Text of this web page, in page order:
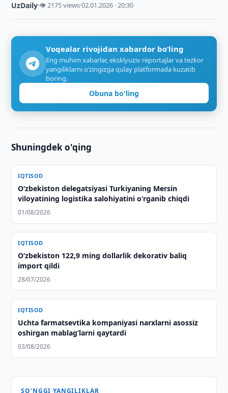
UzDaily·👁 2175 views·02.01.2026 · 20:30
Voqealar rivojidan xabardor bo‘ling
Eng muhim xabarlar, eksklyuziv reportajlar va tezkor
yangiliklarni o‘zingizga qulay platformada kuzatib
boring.
Obuna bo'ling
Shuningdek o'qing
IQTISOD
Oʻzbekiston delegatsiyasi Turkiyaning Mersin
viloyatining logistika salohiyatini oʻrganib chiqdi
01/08/2026
IQTISOD
O‘zbekiston 122,9 ming dollarlik dekorativ baliq
import qildi
28/07/2026
IQTISOD
Uchta farmatsevtika kompaniyasi narxlarni asossiz
oshirgan mablag‘larni qaytardi
03/08/2026
SO'NGGI YANGILIKLAR